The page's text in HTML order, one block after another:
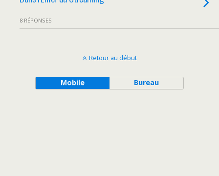
8 RÉPONSES
Retour au début
Mobile Bureau